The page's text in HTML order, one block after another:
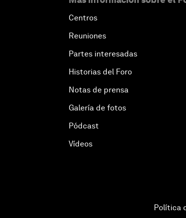
Centros
Reuniones
Partes interesadas
Historias del Foro
Notas de prensa
Galería de fotos
Pódcast
Vídeos
Política